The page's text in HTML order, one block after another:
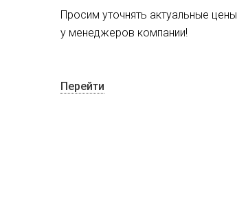
Просим уточнять актуальные цены
у менеджеров компании!
Перейти